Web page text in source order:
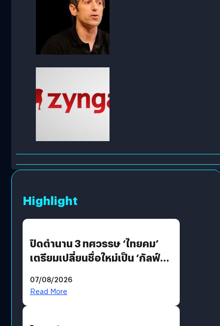
Highlight
ปิดตำนาน 3 ทศวรรษ ‘ไทยคม’
เตรียมเปลี่ยนชื่อใหม่เป็น ‘กัลฟ์
อวกาศเต็มสูบ
07/08/2026
Read More